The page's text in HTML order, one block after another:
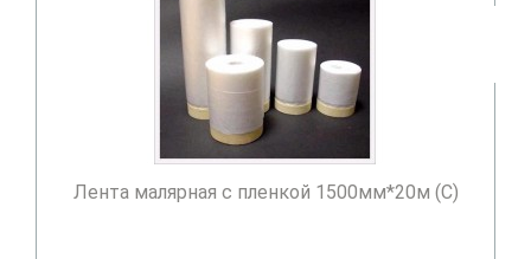
Лента малярная с пленкой 1500мм*20м (С)